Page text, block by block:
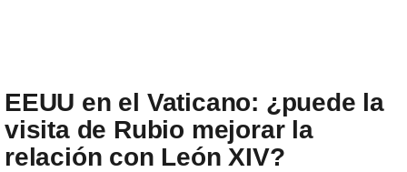
EEUU en el Vaticano: ¿puede la
visita de Rubio mejorar la
relación con León XIV?